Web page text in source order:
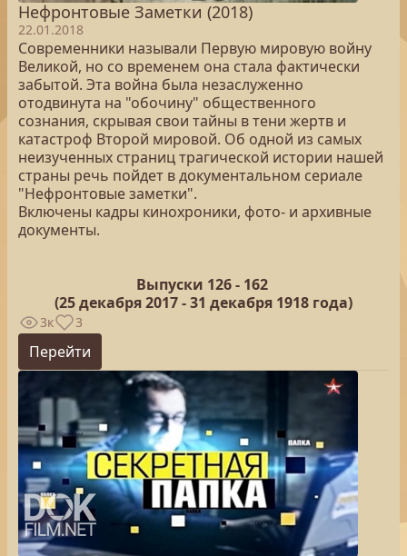
Нефронтовые Заметки (2018)
22.01.2018
Современники называли Первую мировую войну
Великой, но со временем она стала фактически
забытой. Эта война была незаслуженно
отодвинута на "обочину" общественного
сознания, скрывая свои тайны в тени жертв и
катастроф Второй мировой. Об одной из самых
неизученных страниц трагической истории нашей
страны речь пойдет в документальном сериале
"Нефронтовые заметки".
Включены кадры кинохроники, фото- и архивные
документы.
Выпуски 126 - 162
(25декабря 2017 - 31 декабря 1918 года)
3к 3
Перейти